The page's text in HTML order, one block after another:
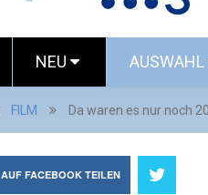
NEU AUSWAHL
FILM Da waren es nur noch
AUF FACEBOOK TEILEN